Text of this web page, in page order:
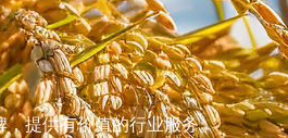
提供有价值的行业服务。